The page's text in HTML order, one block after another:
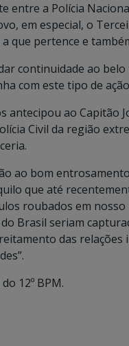
entre a Polícia
em especial, o
que pertence e
continuidade ao
com este tipo de
antecipou ao Capitão
Civil da região
ao bom
que até
roubados em
Brasil seriam
das relações
12º BPM.